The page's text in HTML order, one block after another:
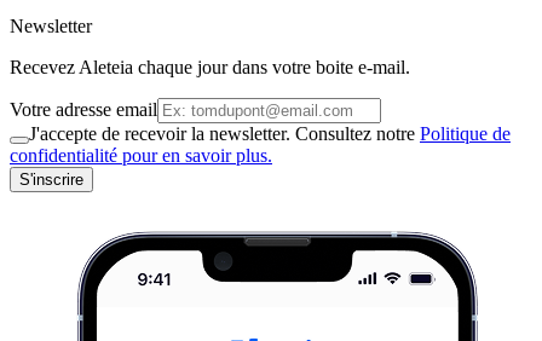
Newsletter
Recevez Aleteia chaque jour dans votre boite e-mail.
Votre adresse email
J'accepte de recevoir la newsletter. Consultez notre Politique de
confidentialité pour en savoir plus.
S'inscrire